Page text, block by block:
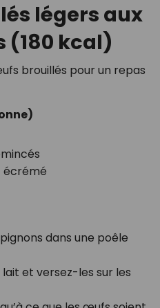
légers aux
(180 kcal)
brouillés pour un repas
écrémé
dans une poêle
et versez-les sur les